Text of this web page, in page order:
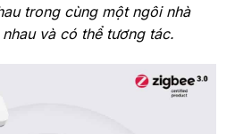
trong cùng một ngôi nhà
và có thể tương tác.‎